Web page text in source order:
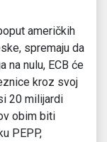
američkih
spremaju da
na nulu, ECB će
kroz svoj
20 milijardi
obim biti
PEPP,